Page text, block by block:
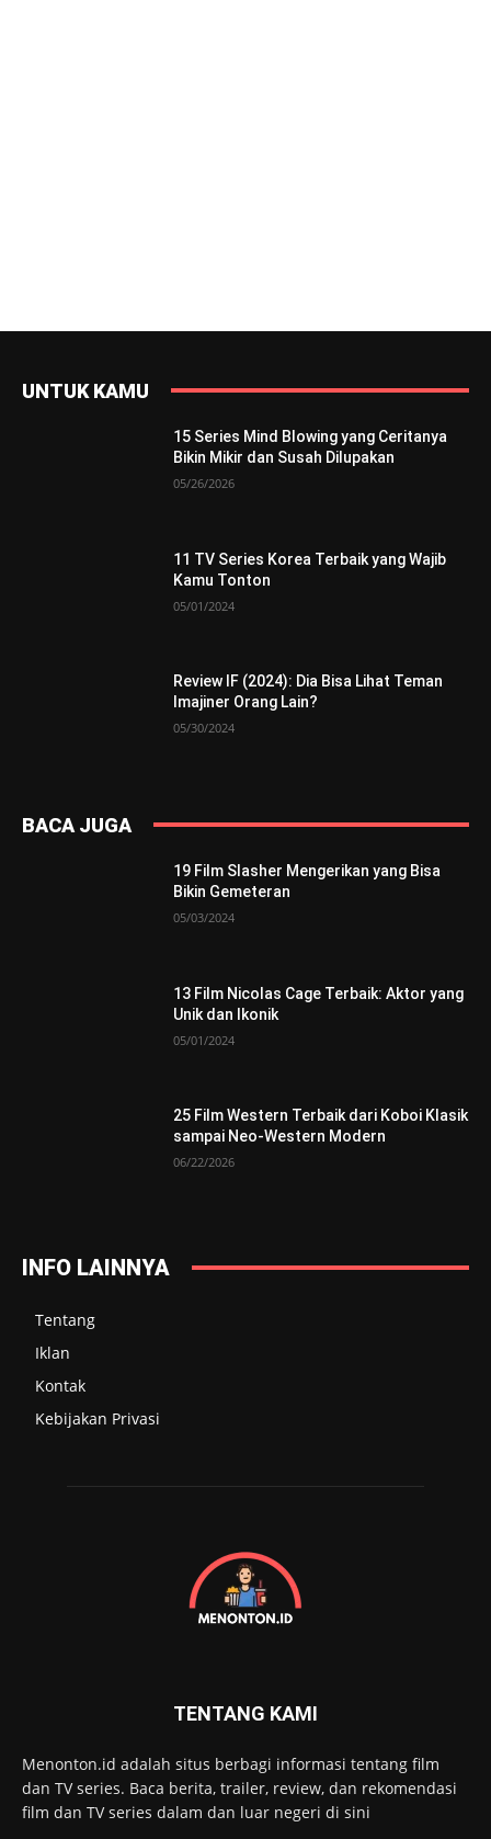
UNTUK KAMU
15 Series Mind Blowing yang Ceritanya
Bikin Mikir dan Susah Dilupakan
05/26/2026
11 TV Series Korea Terbaik yang Wajib
Kamu Tonton
05/01/2024
Review IF (2024): Dia Bisa Lihat Teman
Imajiner Orang Lain?
05/30/2024
BACA JUGA
19 Film Slasher Mengerikan yang Bisa
Bikin Gemeteran
05/03/2024
13 Film Nicolas Cage Terbaik: Aktor yang
Unik dan Ikonik
05/01/2024
25 Film Western Terbaik dari Koboi Klasik
sampai Neo-Western Modern
06/22/2026
INFO LAINNYA
Tentang
Iklan
Kontak
Kebijakan Privasi
TENTANG KAMI
Menonton.id adalah situs berbagi informasi tentang film
dan TV series. Baca berita, trailer, review, dan rekomendasi
film dan TV series dalam dan luar negeri di sini